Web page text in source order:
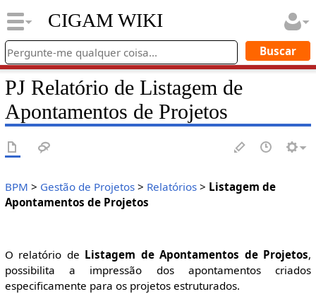
CIGAM WIKI
PJ Relatório de Listagem de
Apontamentos de Projetos
BPM > Gestão de Projetos> Relatórios> Listagem de
Apontamentos de Projetos
O relatório de Listagem de Apontamentos de Projetos,
possibilita a impressão dos apontamentos criados
especificamente para os projetos estruturados.